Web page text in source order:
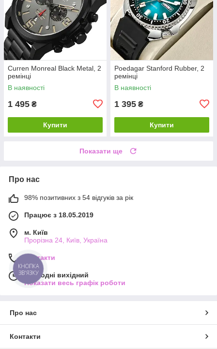
Curren Monreal Black Metal, 2
ремінці
В наявності
1 495 ₴
Купити
Poedagar Stanford Rubber, 2
ремінці
В наявності
1 395 ₴
Купити
Показати ще
Про нас
98% позитивних з 54 відгуків за рік
Працює з 18.05.2019
м. Київ
Прорізна 24, Київ, Україна
Контакти
Сьогодні вихідний
Показати весь графік роботи
Про нас
Контакти
КНОПКА
ЗВ'ЯЗКУ